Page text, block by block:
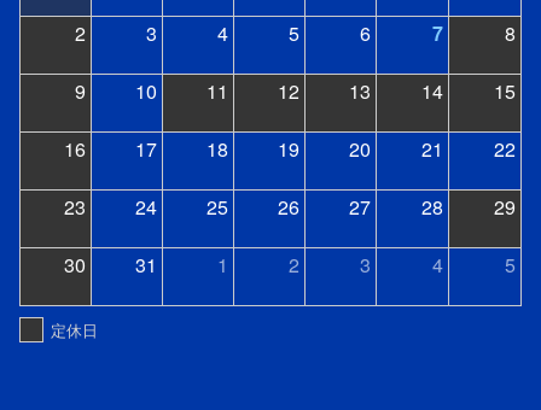
2 3 4 5 6 7 8
9 10 11 12 13 14 15
16 17 18 19 20 21 22
23 24 25 26 27 28 29
30 31 1 2 3 4 5
定休日